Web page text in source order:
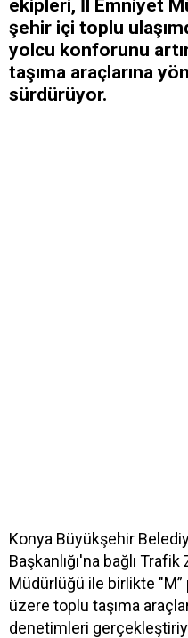
ekipleri, İl Emniyet
şehir içi toplu
yolcu konforunu
taşıma araçlarına
sürdürüyor.
Konya Büyükşehir
Başkanlığı'na bağlı
Müdürlüğü ile birlikte "M”
üzere toplu taşıma
denetimleri